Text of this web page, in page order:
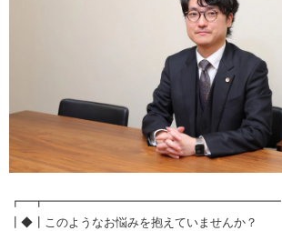
┏━┳━━━━━━━━━━━━━━━━━━━━
┃◆┃このようなお悩みを抱えていませんか？